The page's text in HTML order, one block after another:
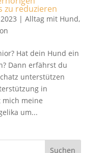
zu reduzieren
| Alltag mit Hund,
Hat dein Hund ein
Dann erfährst du
unterstützen
in
mich meine
um...